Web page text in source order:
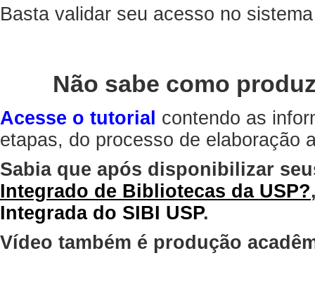
Basta validar seu acesso no
Não sabe como
Acesse o tutorial contendo as
etapas, do processo de elaboração
Sabia que após disponibilizar
Integrado de Bibliotecas da USP?
Integrada do SIBI USP.
Vídeo também é produção